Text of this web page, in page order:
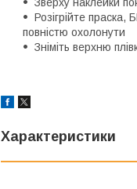
Зверху наклейки
Розігрійте
повністю охолонути
Зніміть верхню
Характеристики